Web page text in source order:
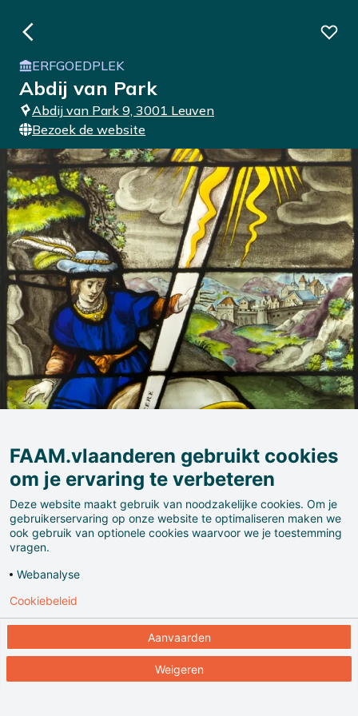
ERFGOEDPLEK
Abdij van Park
Abdij van Park 9, 3001 Leuven
Bezoek de website
PARCUM vind je in de Abdij van Park, een unieke en
bijzondere erfgoedplek in Leuven, waar historisch
erfgoed en bruisende bedrijvigheid elkaar feilloos
vinden. 900 jaar na de stichting, nog steeds een
zinnenprikkelende en inspirerende plek!
In het PARCUM museum ontdek je
thematentoonstellingen op het kruispunt van religie,
FAAM.vlaanderen gebruikt cookies
om je ervaring te verbeteren
Deze website maakt gebruik van noodzakelijke cookies. Om je
gebruikerservaring op onze website te optimaliseren maken we
ook gebruik van optionele cookies waarvoor we je toestemming
vragen.
Webanalyse
Aanvaarden
Weigeren
Cookiebeleid